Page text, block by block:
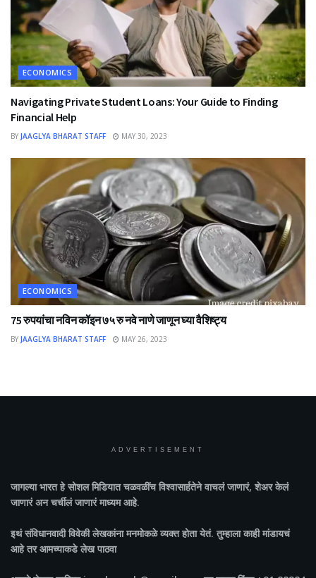
ECONOMICS
Navigating Private Student Loans: Your Guide to Finding
Financial Help
BY JAAGLYA BHARAT STAFF MAY 30, 2023
ECONOMICS
75 रुपयांचा नविन कॉइन ७५ रु नवे नाणे जाणून घ्या वैशिष्ट्य
BY JAAGLYA BHARAT STAFF MAY 26, 2023
ADVERTISEMENT
जागल्या भारतहे सोशल मिडियात चळवळींच विश्वासार्हतेने वाचलं जाणारं, शेअर केलं
जाणारं अन चर्चीलं जाणारं माध्यम आहे.
इथं संविधानवादी विवेकी लेखकांना मनमोकळे व्यक्त होता येतं. तुम्हाला काही मांडायचं
आहे तर आमच्याकडे लेख पाठवा